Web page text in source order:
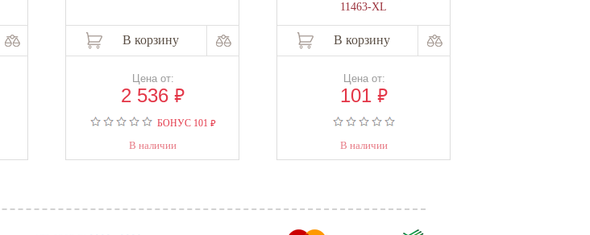
В корзину
Цена от:
2 536 ₽
БОНУС 101 ₽
В наличии
11463-XL
В корзину
Цена от:
101 ₽
В наличии